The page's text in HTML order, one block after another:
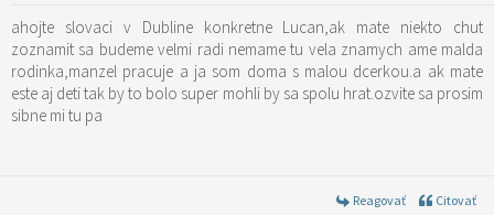
ahojte slovaci v Dubline konkretne Lucan,ak mate niekto chut
zoznamit sa budeme velmi radi nemame tu vela znamych ame malda
rodinka,manzel pracuje a ja som doma s malou dcerkou.a ak mate
este aj deti tak by to bolo super mohli by sa spolu hrat.ozvite sa prosim
sibne mi tu pa
Reagovať Citovať